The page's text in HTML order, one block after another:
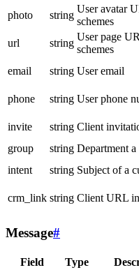
photo
string
User avatar
schemes
url
string
User page
schemes
email
string User email
phone
string User phone
invite
string Client
group
string Department
intent
string Subject of a
crm_link string Client URL
Message#
Field Type